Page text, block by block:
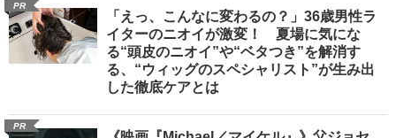
PR
「えっ、こんなに変わるの？」36歳男性ラ
イターのニオイが激変！ 夏場に気にな
る“頭皮のニオイ”や“ベタつき”を解消す
る、“ウィッグのスペシャリスト”が生み出
した徹底ケアとは
PR